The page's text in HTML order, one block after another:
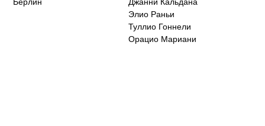
Элио Раньи
Туллио Гоннели
Орацио Мариани